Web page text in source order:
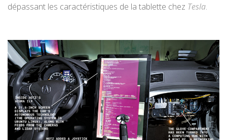
dépassant les caractéristiques de la tablette chez Tesla.